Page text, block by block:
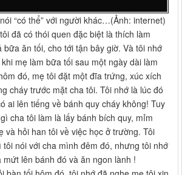
“có thể” với người khác…(Ảnh: internet)
đã có thói quen đặc biệt là thích làm
bữa ăn tối, cho tới tận bây giờ. Và tôi nhớ
mẹ làm bữa tối sau một ngày dài làm
đó, mẹ tôi đặt một đĩa trứng, xúc xích
cháy trước mặt cha tôi. Tôi nhớ là lúc đó
ai lên tiếng về bánh quy cháy không! Tuy
cha tôi làm là lấy bánh bích quy, mỉm
và hỏi han tôi về việc học ở trường. Tôi
nói với cha mình đêm đó, nhưng tôi nhớ
mứt lên bánh đó và ăn ngon lành !